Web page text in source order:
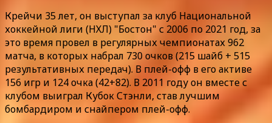
Крейчи 35 лет, он выступал за клуб Национальной
хоккейной лиги (НХЛ) "Бостон" с 2006 по 2021 год, за
это время провел в регулярных чемпионатах 962
матча, в которых набрал 730 очков (215 шайб + 515
результативных передач). В плей-офф в его активе
156 игр и 124 очка (42+82). В 2011 году он вместе с
клубом выиграл Кубок Стэнли, став лучшим
бомбардиром и снайпером плей-офф.